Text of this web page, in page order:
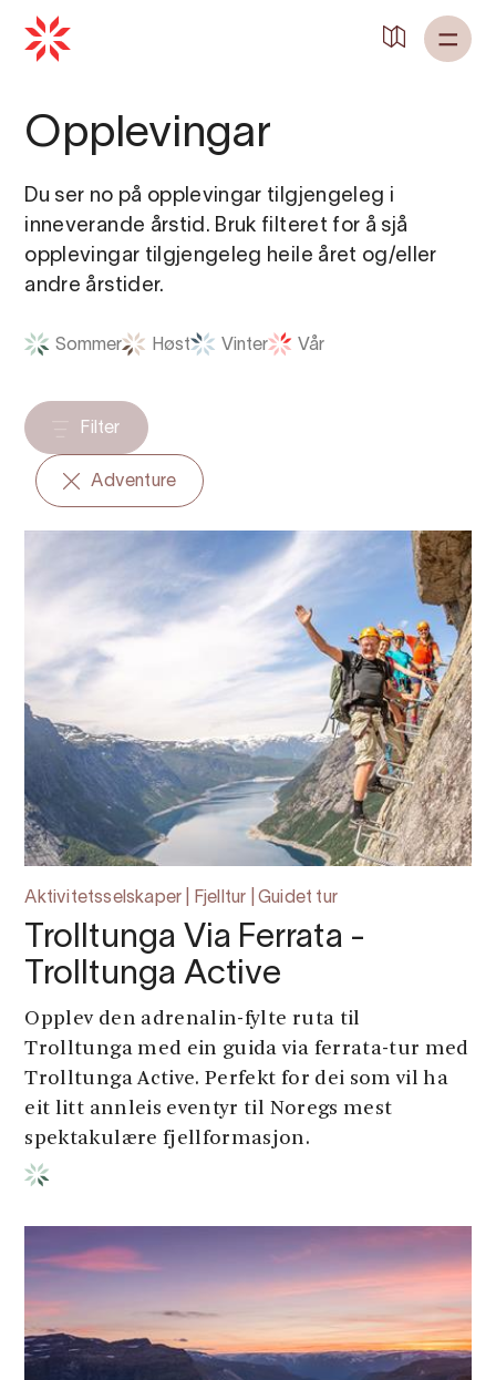
Opplevingar
Du ser no på opplevingar tilgjengeleg i
inneverande årstid. Bruk filteret for å sjå
opplevingar tilgjengeleg heile året og/eller
andre årstider.
Sommer Høst Vinter Vår
Filter
Adventure
Aktivitetsselskaper | Fjelltur | Guidet tur
Trolltunga Via Ferrata -
Trolltunga Active
Opplev den adrenalin-fylte ruta til
Trolltunga med ein guida via ferrata-tur med
Trolltunga Active. Perfekt for dei som vil ha
eit litt annleis eventyr til Noregs mest
spektakulære fjellformasjon.